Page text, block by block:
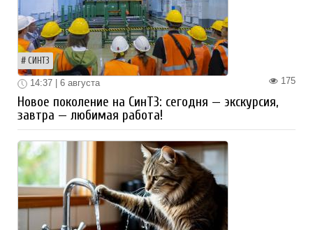
СИНТЗ
175
14:37 | 6 августа
Новое поколение на СинТЗ: сегодня — экскурсия,
завтра — любимая работа!